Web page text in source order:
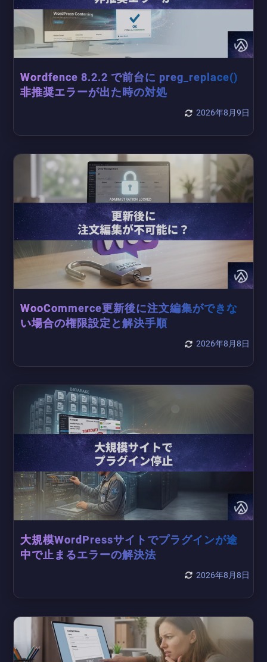
2026年8月9日
Wordfence 8.2.2 で前台に preg_replace()
非推奨エラーが出た時の対処
2026年8月8日
WooCommerce更新後に注文編集ができな
い場合の権限設定と解決手順
2026年8月8日
大規模WordPressサイトでプラグインが途
中で止まるエラーの解決法